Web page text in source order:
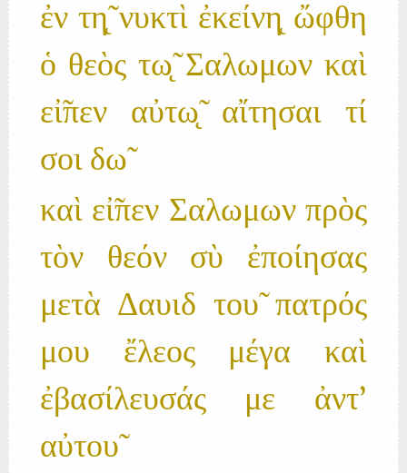
ἐν τη̨̃ νυκτὶ ἐκείνη̨ ὤφθη
ὁ θεὸς τω̨̃ Σαλωμων καὶ
εἰ̃πεν αὐτω̨̃ αἴτησαι τί
σοι δω̃
καὶ εἰ̃πεν Σαλωμων πρὸς
τὸν θεόν σὺ ἐποίησας
μετὰ Δαυιδ του̃ πατρός
μου ἔλεος μέγα καὶ
ἐβασίλευσάς με ἀντ'
αὐτου̃